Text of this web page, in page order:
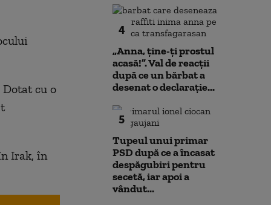
cu o
Irak, în
4
„Anna, ţine-ţi prostul
acasă!”. Val de reacții
după ce un bărbat a
desenat o declarație...
5
Tupeul unui primar
PSD după ce a încasat
despăgubiri pentru
secetă, iar apoi a
vândut...